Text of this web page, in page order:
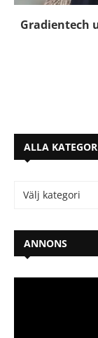
Gradientech
ALLA
ANNONS